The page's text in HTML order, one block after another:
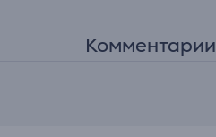
Комментарии